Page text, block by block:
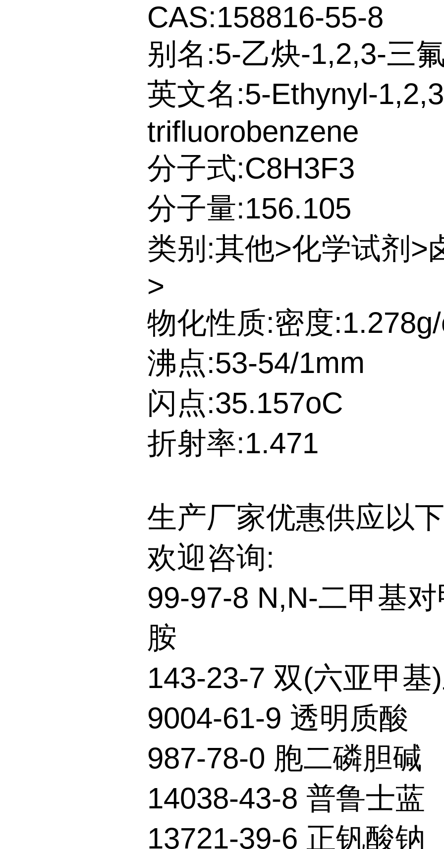
CAS:158816-55-8
别名:5-乙炔-1,2,3-三
英文名:5-Ethynyl-
trifluorobenzene
分子式:C8H3F3
分子量:156.105
类别:其他>化学试剂>
>
物化性质:密度
沸点:53-54/1mm
闪点:35.157oC
折射率:1.471
生产厂家优惠供应以
欢迎咨询:
99-97-8 N,N-二甲基
胺
143-23-7 双(六亚甲基
9004-61-9 透明质酸
987-78-0 胞二磷胆碱
14038-43-8 普鲁士蓝
13721-39-6 正钒酸钠